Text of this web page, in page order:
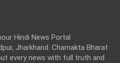
Hindi News Portal
Jharkhand. Chamakta Bharat
every news with full truth and